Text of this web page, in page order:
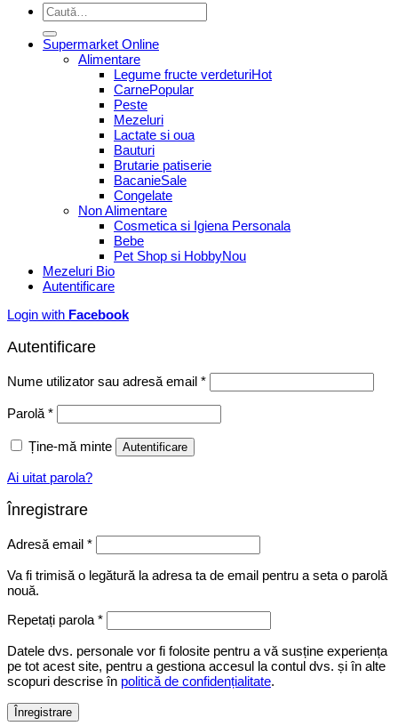
Caută
după:
Supermarket Online
Alimentare
Legume fructe verdeturi
Carne
Peste
Mezeluri
Lactate si oua
Bauturi
Brutarie patiserie
Bacanie
Congelate
Non Alimentare
Cosmetica si Igiena Personala
Bebe
Pet Shop si Hobby
Mezeluri Bio
Autentificare
Login with Facebook
Autentificare
Nume utilizator sau adresă email *Obligatoriu
Parolă *Obligatoriu
Ține-mă minte Autentificare
Ai uitat parola?
Înregistrare
Adresă email *Obligatoriu
Va fi trimisă o legătură la adresa ta de email pentru a seta o parolă
nouă.
Repetați parola *
Datele dvs. personale vor fi folosite pentru a vă susține experiența
pe tot acest site, pentru a gestiona accesul la contul dvs. și în alte
scopuri descrise în politică de confidențialitate.
Înregistrare